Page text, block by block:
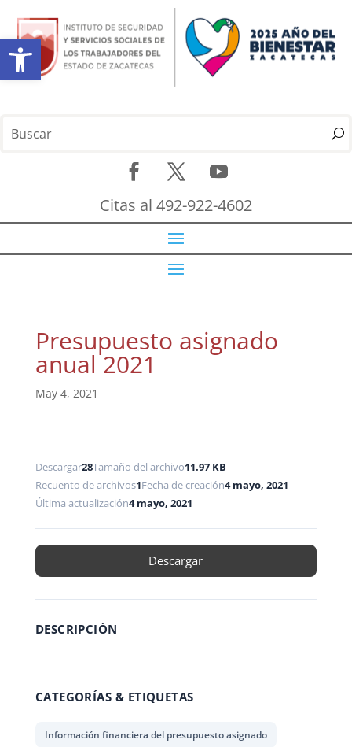
Abrir barra de herramientas
Citas al 492-922-4602
Presupuesto asignado
anual 2021
May 4, 2021
Descargar28Tamaño del archivo11.97 KB
Recuento de archivos1Fecha de creación4 mayo, 2021
Última actualización4 mayo, 2021
Descargar
DESCRIPCIÓN
CATEGORÍAS & ETIQUETAS
Información financiera del presupuesto asignado